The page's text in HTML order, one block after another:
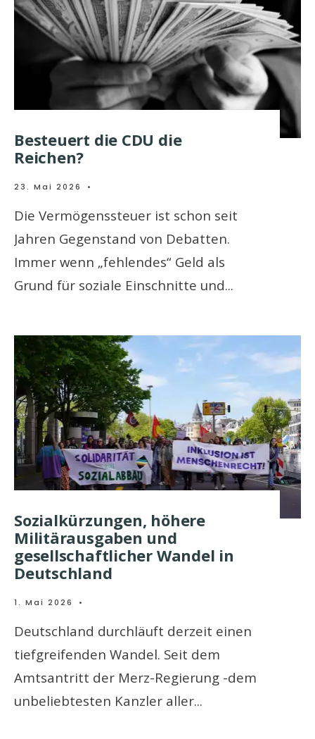
Besteuert die CDU die
Reichen?
23. Mai 2026 •
Die Vermögenssteuer ist schon seit
Jahren Gegenstand von Debatten.
Immer wenn „fehlendes“ Geld als
Grund für soziale Einschnitte und...
Sozialkürzungen, höhere
Militärausgaben und
gesellschaftlicher Wandel in
Deutschland
1. Mai 2026 •
Deutschland durchläuft derzeit einen
tiefgreifenden Wandel. Seit dem
Amtsantritt der Merz-Regierung -dem
unbeliebtesten Kanzler aller...